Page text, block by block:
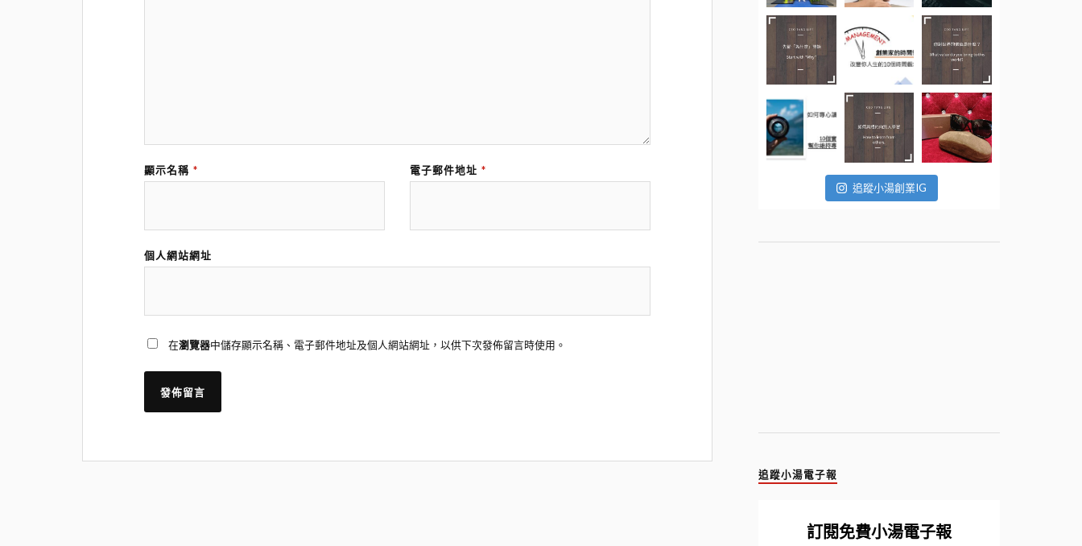
顯示名稱 * 電子郵件地址 *
個人網站網址
在瀏覽器中儲存顯示名稱、電子郵件地址及個人網站網址，以供下次發佈留言時使用。
追蹤小湯創業IG
追蹤小湯電子報
訂閱免費小湯電子報